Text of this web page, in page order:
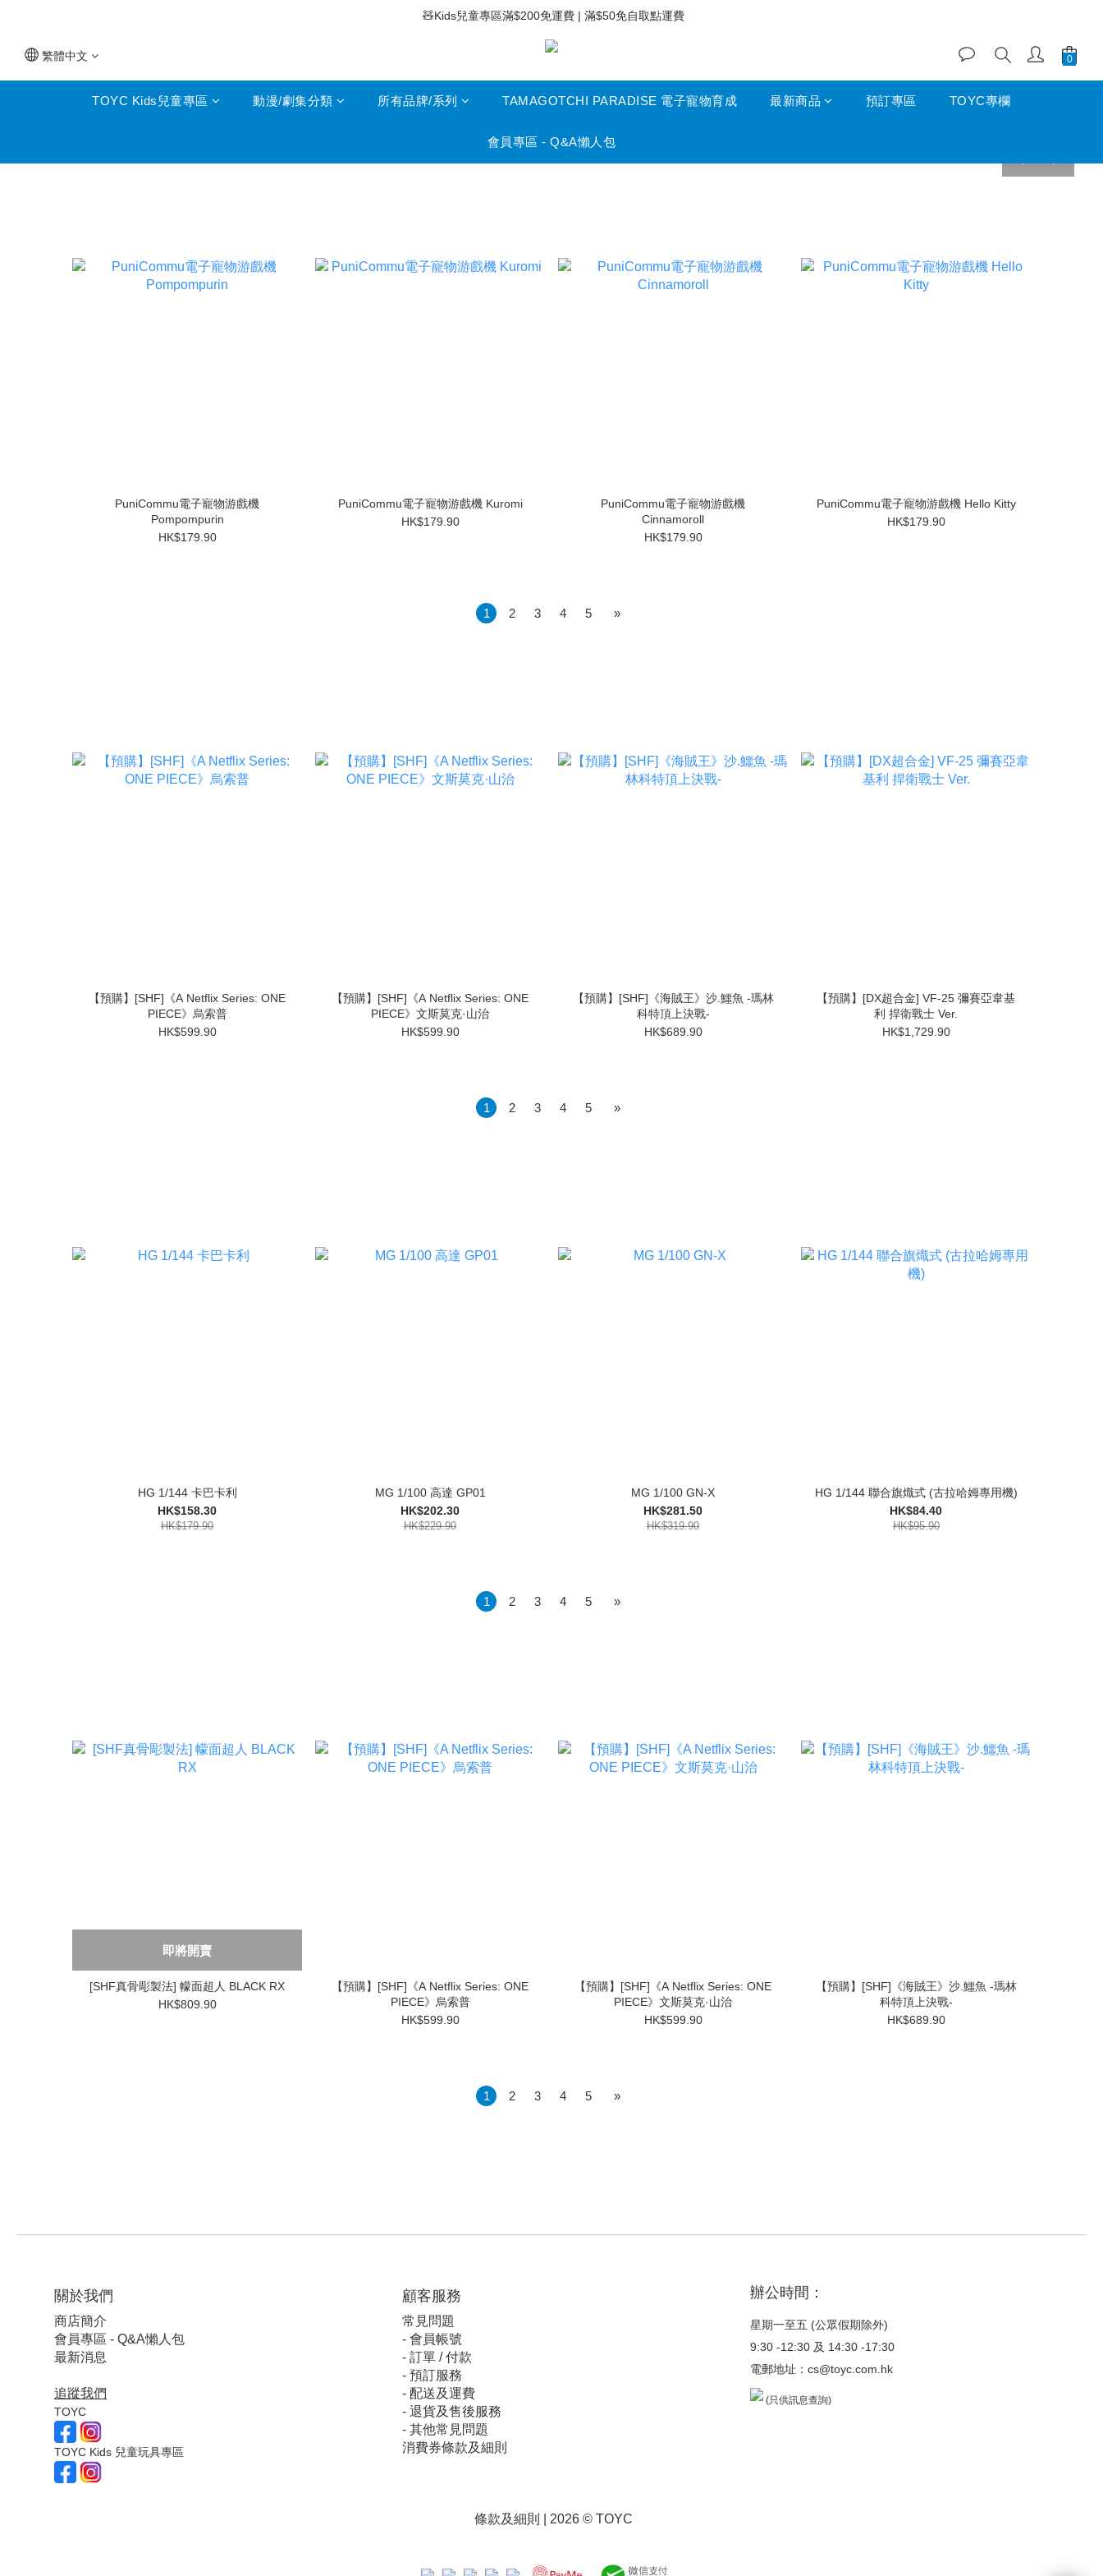
⚡滿$400免運費 | 滿$200免Easy Trade自取點運費
🧸Kids兒童專區滿$200免運費 | 滿$50免自取點運費
⚡滿$400免運費 | 滿$200免Easy Trade自取點運費
繁體中文
TOYC Kids兒童專區 動漫/劇集分類 所有品牌/系列 TAMAGOTCHI PARADISE 電子寵物育成 最新商品 預訂專區 TOYC專欄
會員專區 - Q&A懶人包
PuniCommu電子寵物游戲機
Pompompurin
HK$179.90
PuniCommu電子寵物游戲機 Kuromi
HK$179.90
PuniCommu電子寵物游戲機
Cinnamoroll
HK$179.90
PuniCommu電子寵物游戲機 Hello Kitty
HK$179.90
1 2 3 4 5 »
【預購】[SHF]《A Netflix Series: ONE
PIECE》烏索普
HK$599.90
【預購】[SHF]《A Netflix Series: ONE
PIECE》文斯莫克·山治
HK$599.90
【預購】[SHF]《海賊王》沙.鱷魚 -瑪林
科特頂上決戰-
HK$689.90
【預購】[DX超合金] VF-25 彌賽亞韋基
利 捍衛戰士 Ver.
HK$1,729.90
1 2 3 4 5 »
HG 1/144 卡巴卡利
HK$158.30
HK$179.90
MG 1/100 高達 GP01
HK$202.30
HK$229.90
MG 1/100 GN-X
HK$281.50
HK$319.90
HG 1/144 聯合旗熾式 (古拉哈姆專用機)
HK$84.40
HK$95.90
1 2 3 4 5 »
即將開賣
[SHF真骨彫製法] 幪面超人 BLACK RX
HK$809.90
【預購】[SHF]《A Netflix Series: ONE
PIECE》烏索普
HK$599.90
【預購】[SHF]《A Netflix Series: ONE
PIECE》文斯莫克·山治
HK$599.90
【預購】[SHF]《海賊王》沙.鱷魚 -瑪林
科特頂上決戰-
HK$689.90
1 2 3 4 5 »
關於我們
商店簡介
會員專區 - Q&A懶人包
最新消息
追蹤我們
TOYC
TOYC Kids 兒童玩具專區
顧客服務
常見問題
- 會員帳號
- 訂單 / 付款
- 預訂服務
- 配送及運費
- 退貨及售後服務
- 其他常見問題
消費券條款及細則
辦公時間：
星期一至五 (公眾假期除外)
9:30 -12:30 及 14:30 -17:30
電郵地址： cs@toyc.com.hk
(只供訊息查詢)
條款及細則 | 2026 © TOYC